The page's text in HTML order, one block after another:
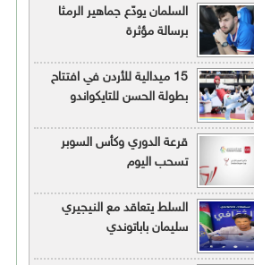
السلمان يودّع جماهير الرمثا
برسالة مؤثرة
15 ميدالية للأردن في افتتاح
بطولة الحسن للتايكواندو
قرعة الدوري وكأس السوبر
تسحب اليوم
السلط يتعاقد مع النيجيري
سليمان باباتوندي